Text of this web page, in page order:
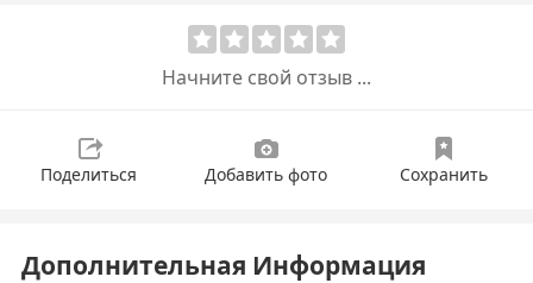
Начните свой отзыв ...
Поделиться Добавить фото Сохранить
Дополнительная Информация